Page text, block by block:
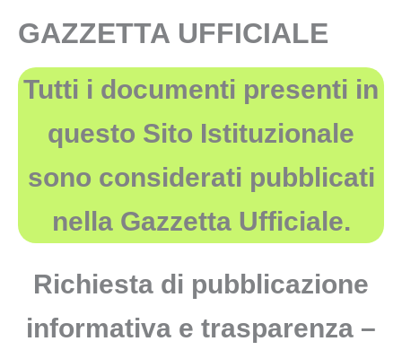
GAZZETTA UFFICIALE
Tutti i documenti presenti in
questo Sito Istituzionale
sono considerati pubblicati
nella Gazzetta Ufficiale.
Richiesta di pubblicazione
informativa e trasparenza –